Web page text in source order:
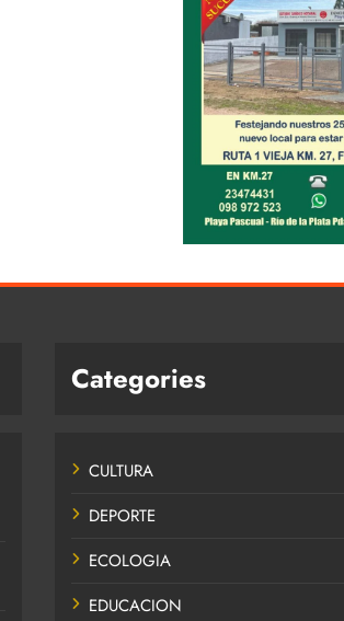
Categories
CULTURA
DEPORTE
ECOLOGIA
EDUCACION